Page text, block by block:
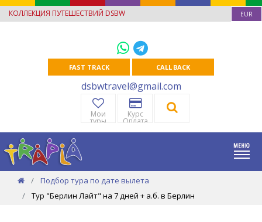
КОЛЛЕКЦИЯ ПУТЕШЕСТВИЙ DSBW EUR
FAST TRACK CALL BACK
dsbwtravel@gmail.com
Мои
туры
Курс
Оплата
Подбор тура по дате вылета
Тур "Берлин Лайт" на 7 дней + а.б. в Берлин